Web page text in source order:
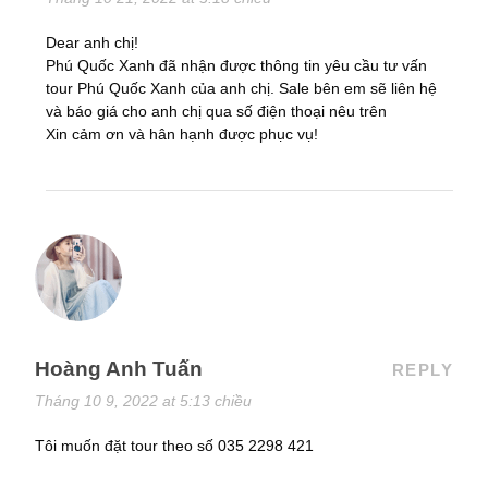
Dear anh chị!
Phú Quốc Xanh đã nhận được thông tin yêu cầu tư vấn
tour Phú Quốc Xanh của anh chị. Sale bên em sẽ liên hệ
và báo giá cho anh chị qua số điện thoại nêu trên
Xin cảm ơn và hân hạnh được phục vụ!
Hoàng Anh Tuấn
Tháng 10 9, 2022 at 5:13 chiều
REPLY
Tôi muốn đặt tour theo số 035 2298 421